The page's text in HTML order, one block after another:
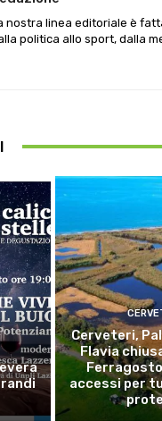
nostra linea editoriale è
politica allo sport, dalla
Cerveteri,
Flavia
accessi per